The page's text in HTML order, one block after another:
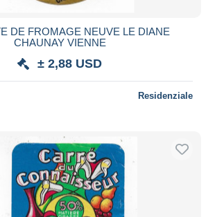
DE FROMAGE NEUVE LE DIANE
CHAUNAY VIENNE
± 2,88 USD
Residenziale